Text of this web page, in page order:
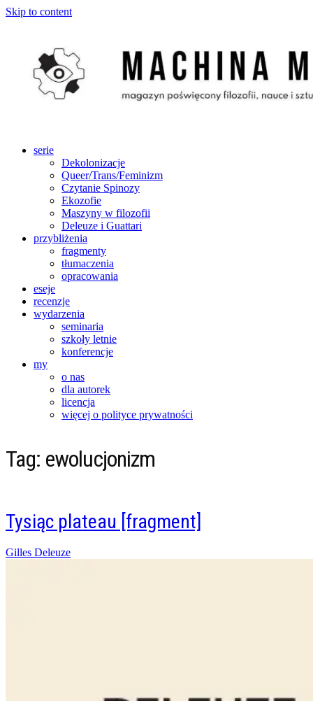
Skip to content
serie
Dekolonizacje
Queer/Trans/Feminizm
Czytanie Spinozy
Ekozofie
Maszyny w filozofii
Deleuze i Guattari
przybliżenia
fragmenty
tłumaczenia
opracowania
eseje
recenzje
wydarzenia
seminaria
szkoły letnie
konferencje
my
o nas
dla autorek
licencja
więcej o polityce prywatności
Tag: ewolucjonizm
Tysiąc plateau [fragment]
Posted
Gilles Deleuze